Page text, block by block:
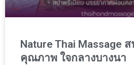
Nature Thai Massage
คุณภาพ ใจกลางบางนา